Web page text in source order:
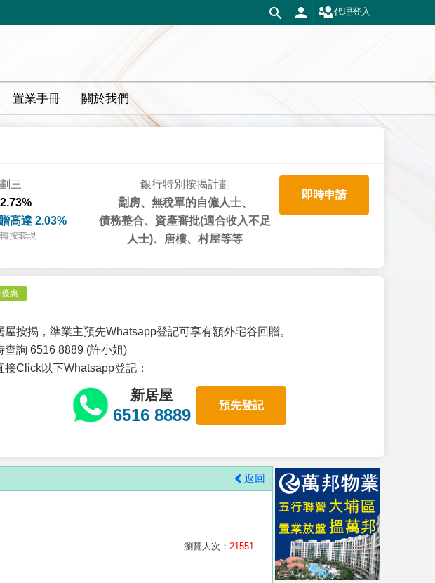
代理登入
置業手冊 關於我們
三
高達 2.03%
按套現
銀行特別按揭計劃
劏房、無稅單的自僱人士、
債務整合、資產審批(適合收入不足
人士)、唐樓、村屋等等
即時申請
惠
屋按揭，準業主預先Whatsapp登記可享有額外宅谷回贈。
查詢 6516 8889 (許小姐)
接Click以下Whatsapp登記：
新居屋
6516 8889
預先登記
返回
瀏覽人次： 21551